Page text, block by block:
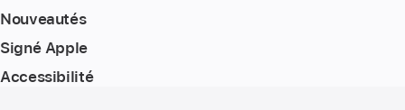
Nouveautés
Signé Apple
Accessibilité